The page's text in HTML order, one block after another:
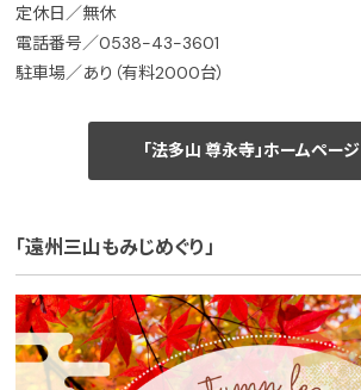
定休日／無休
電話番号／0538-43-3601
駐車場／あり（有料2000台）
「法多山 尊永寺」ホームページ
「遠州三山もみじめぐり」